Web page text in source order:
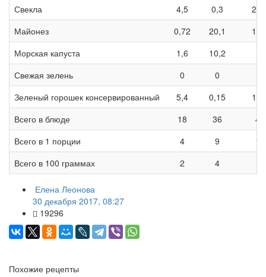
Свекла
4,5 0,3
Майонез
0,72 20,1
Морская капуста
1,6 10,2
Свежая зелень
0 0
Зеленый горошек консервированный
5,4 0,15
Всего в блюде
18 36
42
Всего в 1 порции
4 9
10
Всего в 100 граммах
2 4
Елена Леонова
30 декабря 2017, 08:27
19296
Похожие рецепты